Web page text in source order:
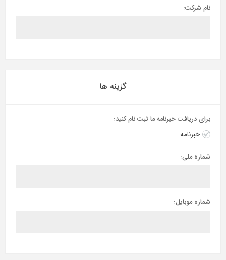
نام شرکت:
گزینه ها
برای دریافت خبرنامه ما ثبت نام کنید:
خبرنامه
شماره ملی:
شماره موبایل: